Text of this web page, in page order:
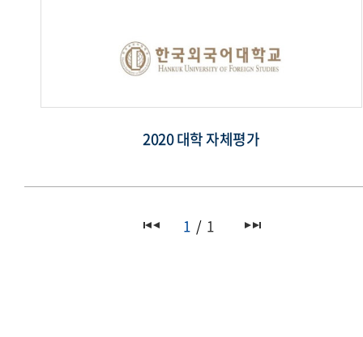
2020 대학 자체평가
1 1